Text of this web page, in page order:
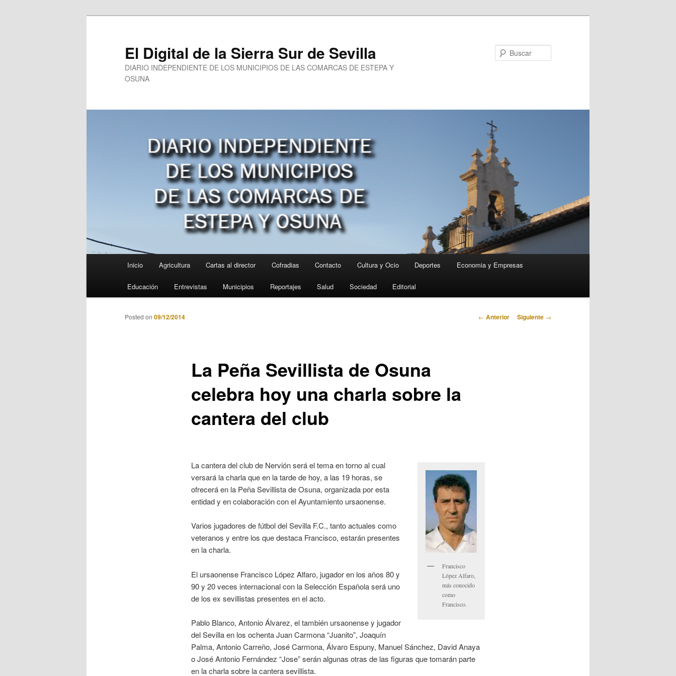
El Digital de la Sierra Sur de Sevilla
DIARIO INDEPENDIENTE DE LOS MUNICIPIOS DE LAS COMARCAS DE ESTEPA Y
OSUNA
Inicio Agricultura Cartas al director Cofradias Contacto Cultura y Ocio Deportes Economia y Empresas
Educación Entrevistas Municipios Reportajes Salud Sociedad Editorial
Navegación
← Anterior Siguiente →
La Peña Sevillista de Osuna
celebra hoy una charla sobre la
cantera del club
Posted on 09/12/2014
Francisco
López Alfaro,
más conocido
como
Francisco.
La cantera del club de Nervión será el tema en torno al cual
versará la charla que en la tarde de hoy, a las 19 horas, se
ofrecerá en la Peña Sevillista de Osuna, organizada por esta
entidad y en colaboración con el Ayuntamiento ursaonense.
Varios jugadores de fútbol del Sevilla F.C., tanto actuales como
veteranos y entre los que destaca Francisco, estarán presentes
en la charla.
El ursaonense Francisco López Alfaro, jugador en los años 80 y
90 y 20 veces internacional con la Selección Española será uno
de los ex sevillistas presentes en el acto.
Pablo Blanco, Antonio Álvarez, el también ursaonense y jugador
del Sevilla en los ochenta Juan Carmona “Juanito”, Joaquín
Palma, Antonio Carreño, José Carmona, Álvaro Espuny, Manuel Sánchez, David Anaya
o José Antonio Fernández “Jose” serán algunas otras de las figuras que tomarán parte
en la charla sobre la cantera sevillista.